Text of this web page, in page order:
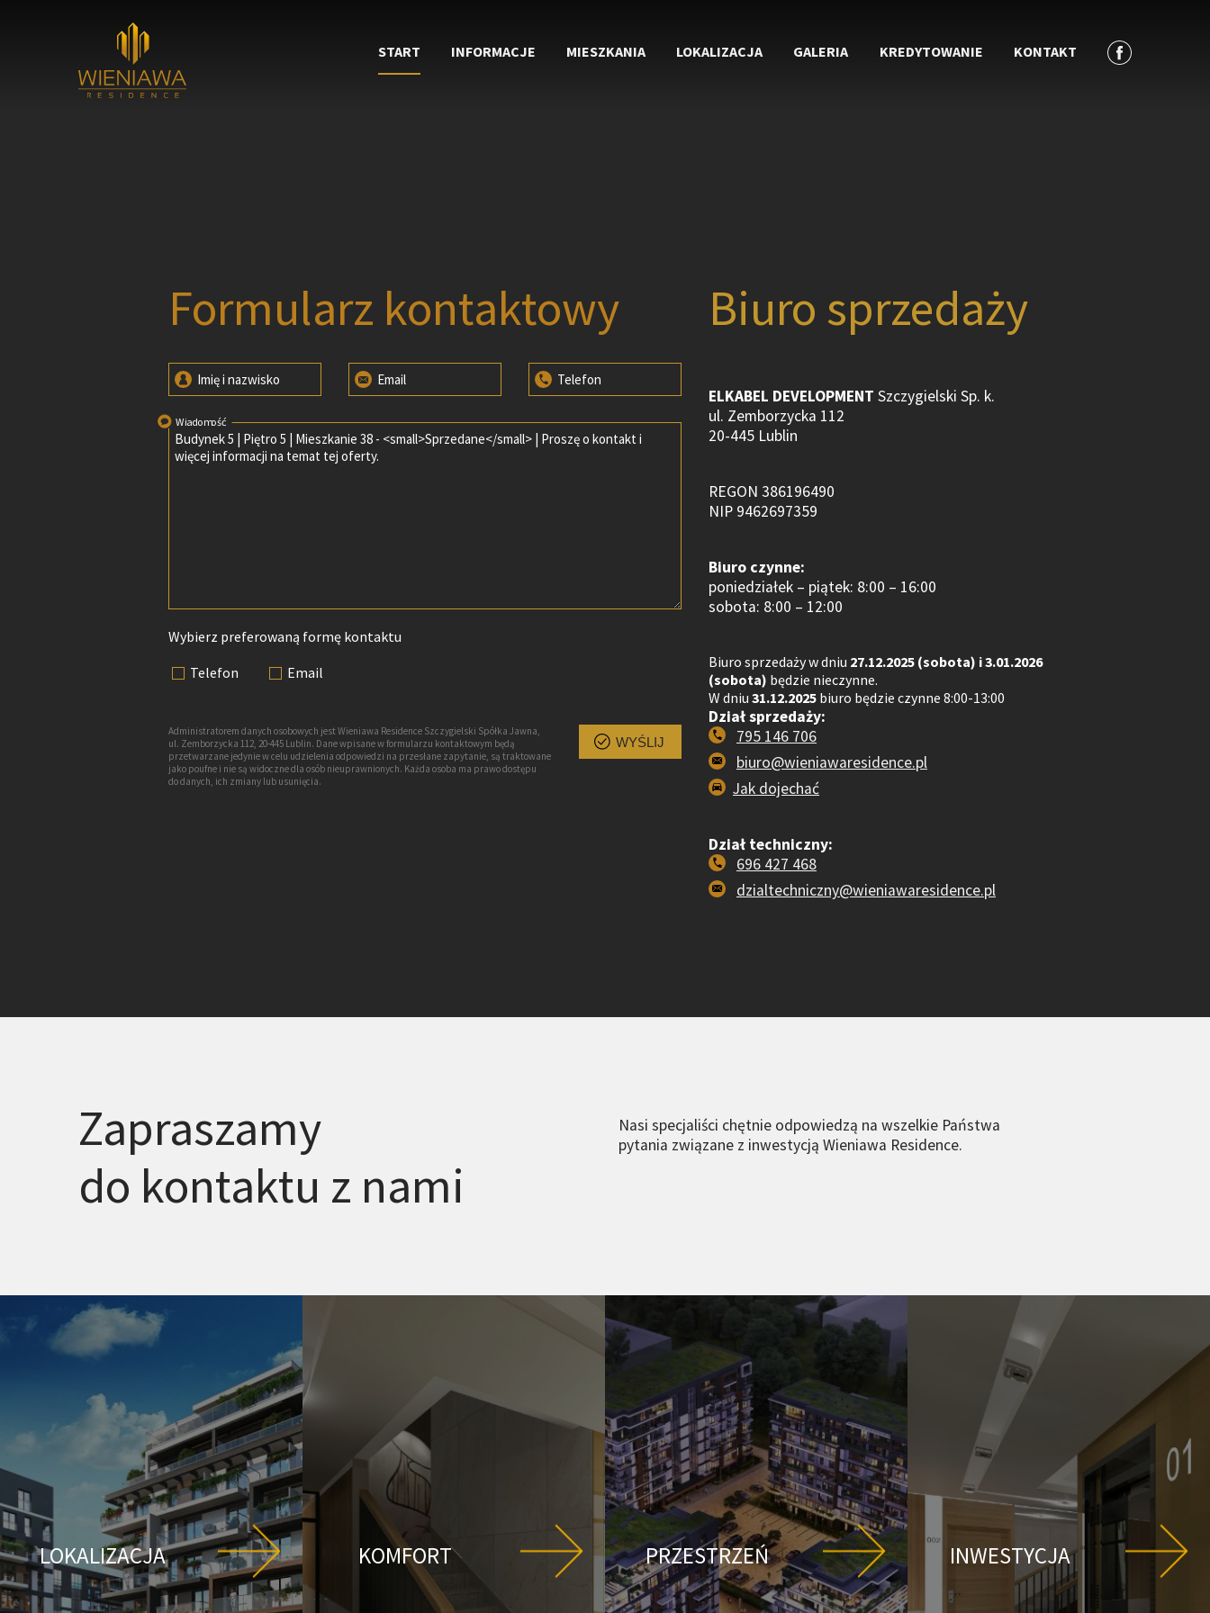
START INFORMACJE MIESZKANIA LOKALIZACJA GALERIA KREDYTOWANIE KONTAKT
Formularz kontaktowy
Imię i nazwisko Email Telefon
Wiadomość
Wybierz preferowaną formę kontaktu
Telefon
Email
Administratorem danych osobowych jest Wieniawa Residence Szczygielski Spółka Jawna,
ul. Zemborzycka 112, 20-445 Lublin. Dane wpisane w formularzu kontaktowym będą
przetwarzane jedynie w celu udzielenia odpowiedzi na przesłane zapytanie, są traktowane
jako poufne i nie są widoczne dla osób nieuprawnionych. Każda osoba ma prawo dostępu
do danych, ich zmiany lub usunięcia.
WYŚLIJ
Biuro sprzedaży
ELKABEL DEVELOPMENT Szczygielski Sp. k.
ul. Zemborzycka 112
20-445 Lublin
REGON 386196490
NIP 9462697359
Biuro czynne:
poniedziałek – piątek: 8:00 – 16:00
sobota: 8:00 – 12:00
Biuro sprzedaży w dniu 27.12.2025 (sobota) i 3.01.2026
(sobota) będzie nieczynne.
W dniu 31.12.2025 biuro będzie czynne 8:00-13:00
Dział sprzedaży:
795 146 706
biuro@wieniawaresidence.pl
Jak dojechać
Dział techniczny:
696 427 468
dzialtechniczny@wieniawaresidence.pl
Zapraszamy
do kontaktu z nami
Nasi specjaliści chętnie odpowiedzą na wszelkie Państwa
pytania związane z inwestycją Wieniawa Residence.
LOKALIZACJA KOMFORT PRZESTRZEŃ INWESTYCJA